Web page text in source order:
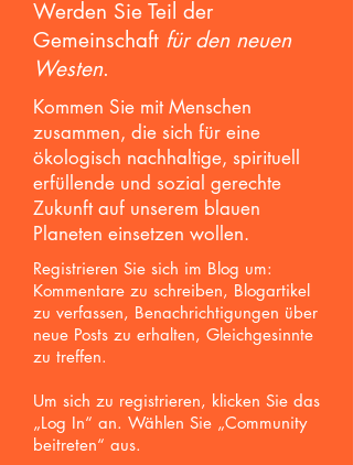
Werden Sie Teil der
Gemeinschaft für den neuen
Westen.
Kommen Sie mit Menschen
zusammen, die sich für eine
ökologisch nachhaltige, spirituell
erfüllende und sozial gerechte
Zukunft auf unserem blauen
Planeten einsetzen wollen.
Registrieren Sie sich im Blog um:
Kommentare zu schreiben, Blogartikel
zu verfassen, Benachrichtigungen über
neue Posts zu erhalten, Gleichgesinnte
zu treffen.
Um sich zu registrieren, klicken Sie das
„Log In“ an. Wählen Sie „Community
beitreten“ aus.